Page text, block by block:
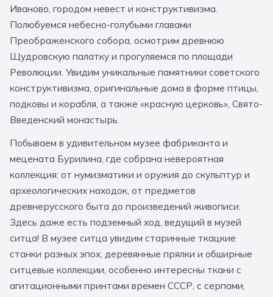
За кулисами театров
Усадьбы и заповедники
Народные промыслы Интерактивные
Квесты Мастер-классы
🎓 ПО КЛАССАМ
Все классы
Начальные классы
5 класс 6 класс
7 класс 8 класс
9 класс 10 класс
11 класс
Великий Новгород Алтай Архангельск
Рязань Мурманск Волгоград
Иваново, городом невест и конструктивизма.
Полюбуемся небесно-голубыми главами
Преображенского собора, осмотрим древнюю
Щудровскую палатку и прогуляемся по площади
Революции. Увидим уникальные памятники советского
конструктивизма, оригинальные дома в форме птицы,
подковы и корабля, а также «красную церковь», Свято-
Введенский монастырь.
Побываем в удивительном музее фабриканта и
мецената Бурилина, где собрана невероятная
коллекция: от нумизматики и оружия до скульптур и
археологических находок, от предметов
древнерусского быта до произведений живописи.
Здесь даже есть подземный ход, ведущий в музей
ситца! В музее ситца увидим старинные ткацкие
станки разных эпох, деревянные прялки и обширные
ситцевые коллекции, особенно интересны ткани с
агитационными принтами времен СССР, с серпами,